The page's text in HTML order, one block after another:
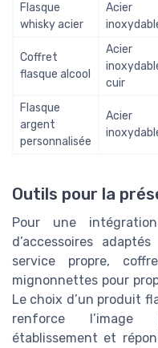
Flasque
whisky acier
Acier
Coffret
flasque alcool
Acier
cuir
Flasque
argent
personnalisée
Acier
Outils pour la
Pour une
d’accessoires
service propre,
mignonnettes pour
Le choix d’un produit
renforce l’image
établissement et